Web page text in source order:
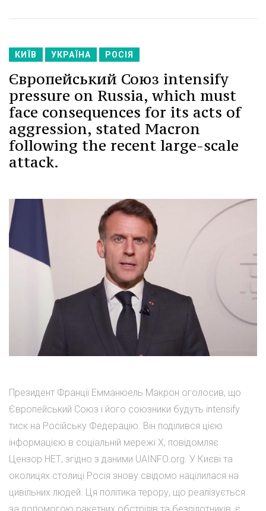
КИЇВ УКРАЇНА РОСІЯ
Європейський Союз intensify
pressure on Russia, which must
face consequences for its acts of
aggression, stated Macron
following the recent large-scale
attack.
Президент Франції Емманюель Макрон оголосив, що
Європейський Союз і його союзники будуть intensify
тиск на Російську Федерацію. Він поділився цією
інформацією в соціальній мережі X, повідомляє
Цензор.НЕТ, згідно з даними UAINFO.org. У Києві та
околицях столиці Росія знову свідомо націлилася на
цивільних людей. Ця політика терору, що реалізується
за допомогою ракетних обстрілів та безпілотників, є